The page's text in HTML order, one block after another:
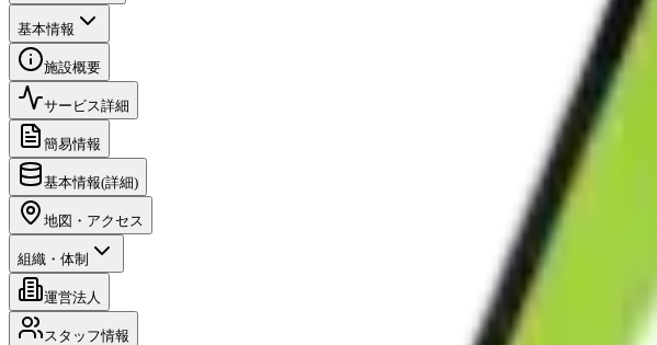
基本情報
施設概要
サービス詳細
簡易情報
基本情報(詳細)
地図・アクセス
組織・体制
運営法人
スタッフ情報